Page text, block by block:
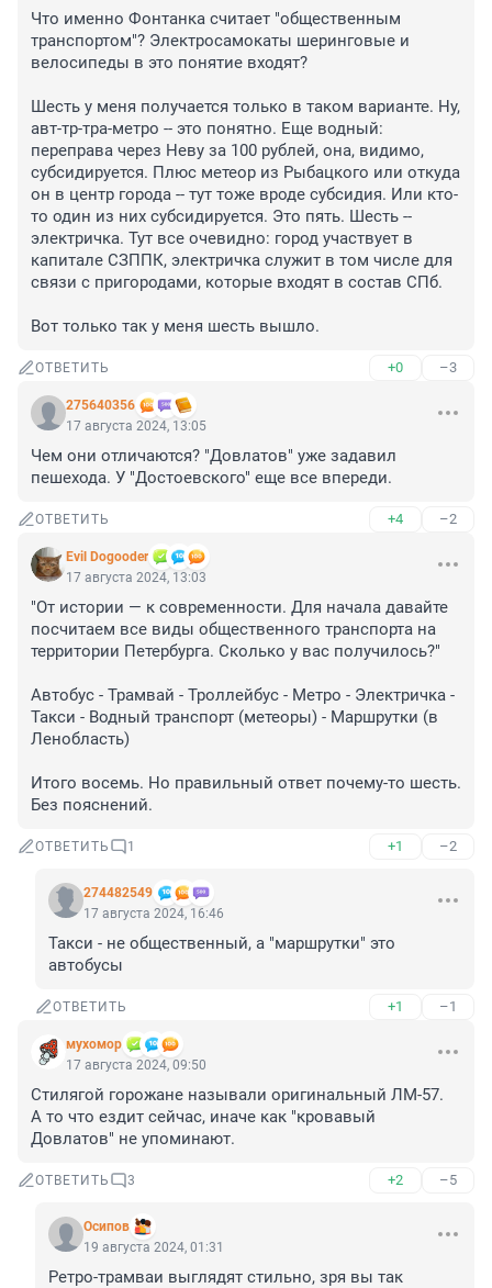
Что именно Фонтанка считает "общественным
транспортом"? Электросамокаты шеринговые и
велосипеды в это понятие входят?
Шесть у меня получается только в таком варианте. Ну,
авт-тр-тра-метро -- это понятно. Еще водный:
переправа через Неву за 100 рублей, она, видимо,
субсидируется. Плюс метеор из Рыбацкого или откуда
он в центр города -- тут тоже вроде субсидия. Или кто-
то один из них субсидируется. Это пять. Шесть --
электричка. Тут все очевидно: город участвует в
капитале СЗППК, электричка служит в том числе для
связи с пригородами, которые входят в состав СПб.
Вот только так у меня шесть вышло.
ОТВЕТИТЬ +0 –3
275640356
17 августа 2024, 13:05
Чем они отличаются? "Довлатов" уже задавил
пешехода. У "Достоевского" еще все впереди.
ОТВЕТИТЬ +4 –2
Evil Dogooder
17 августа 2024, 13:03
"От истории — к современности. Для начала давайте
посчитаем все виды общественного транспорта на
территории Петербурга. Сколько у вас получилось?"
Автобус - Трамвай - Троллейбус - Метро - Электричка -
Такси - Водный транспорт (метеоры) - Маршрутки (в
Ленобласть)
Итого восемь. Но правильный ответ почему-то шесть.
Без пояснений.
ОТВЕТИТЬ 1 +1 –2
274482549
17 августа 2024, 16:46
Такси - не общественный, а "маршрутки" это
автобусы
ОТВЕТИТЬ +1 –1
мухомор
17 августа 2024, 09:50
Стилягой горожане называли оригинальный ЛМ-57.
А то что ездит сейчас, иначе как "кровавый
Довлатов" не упоминают.
ОТВЕТИТЬ 3 +2 –5
Осипов
19 августа 2024, 01:31
Ретро-трамваи выглядят стильно, зря вы так